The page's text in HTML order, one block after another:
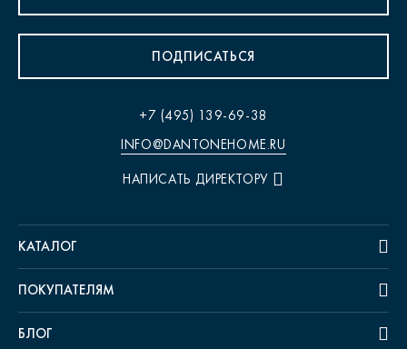
ПОДПИСАТЬСЯ
+7 (495) 139-69-38
INFO@DANTONEHOME.RU
НАПИСАТЬ ДИРЕКТОРУ
КАТАЛОГ
ПОКУПАТЕЛЯМ
БЛОГ